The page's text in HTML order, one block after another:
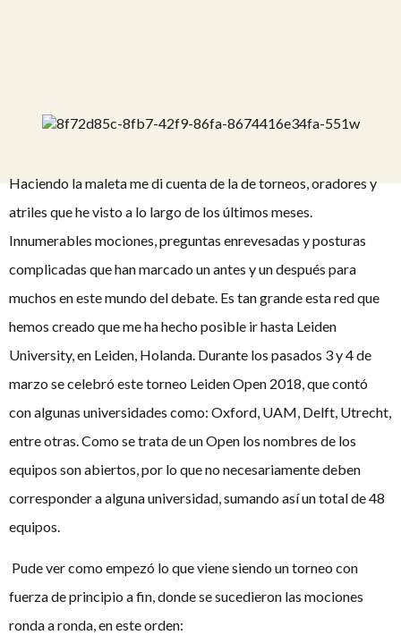
Haciendo la maleta me di cuenta de la de torneos, oradores y
atriles que he visto a lo largo de los últimos meses.
Innumerables mociones, preguntas enrevesadas y posturas
complicadas que han marcado un antes y un después para
muchos en este mundo del debate. Es tan grande esta red que
hemos creado que me ha hecho posible ir hasta Leiden
University, en Leiden, Holanda. Durante los pasados 3 y 4 de
marzo se celebró este torneo Leiden Open 2018, que contó
con algunas universidades como: Oxford, UAM, Delft, Utrecht,
entre otras. Como se trata de un Open los nombres de los
equipos son abiertos, por lo que no necesariamente deben
corresponder a alguna universidad, sumando así un total de 48
equipos.
Pude ver como empezó lo que viene siendo un torneo con
fuerza de principio a fin, donde se sucedieron las mociones
ronda a ronda, en este orden: